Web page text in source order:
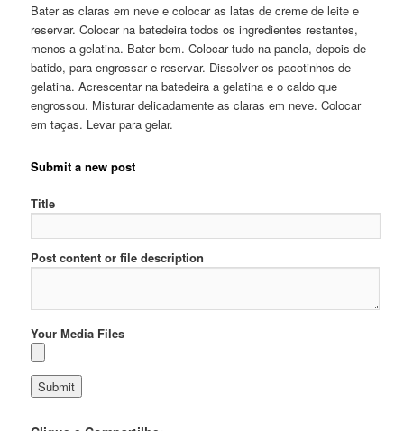
Bater as claras em neve e colocar as latas de creme de leite e
reservar. Colocar na batedeira todos os ingredientes restantes,
menos a gelatina. Bater bem. Colocar tudo na panela, depois de
batido, para engrossar e reservar. Dissolver os pacotinhos de
gelatina. Acrescentar na batedeira a gelatina e o caldo que
engrossou. Misturar delicadamente as claras em neve. Colocar
em taças. Levar para gelar.
Submit a new post
Title
Post content or file description
Your Media Files